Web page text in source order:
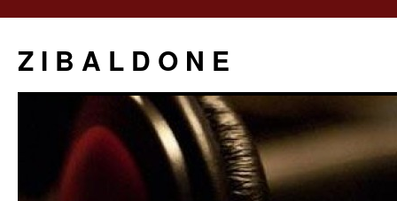
Z I B A L D O N E